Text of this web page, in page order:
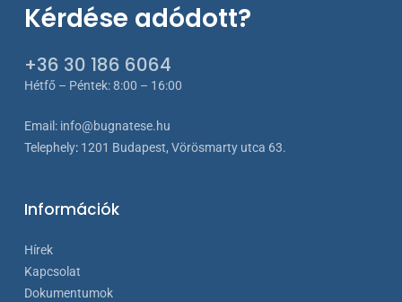
Kérdése adódott?
+36 30 186 6064
Hétfő – Péntek: 8:00 – 16:00
Email: info@bugnatese.hu
Telephely: 1201 Budapest, Vörösmarty utca 63.
Információk
Hírek
Kapcsolat
Dokumentumok